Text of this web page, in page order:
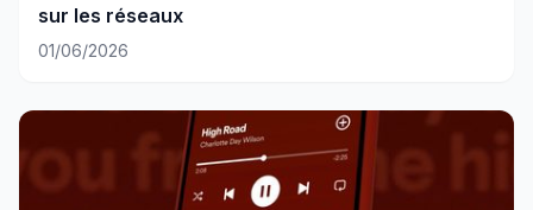
sur les réseaux
01/06/2026